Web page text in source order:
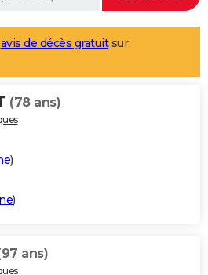
avis de décès gratuitsur
(78 ans)
)
)
ans)